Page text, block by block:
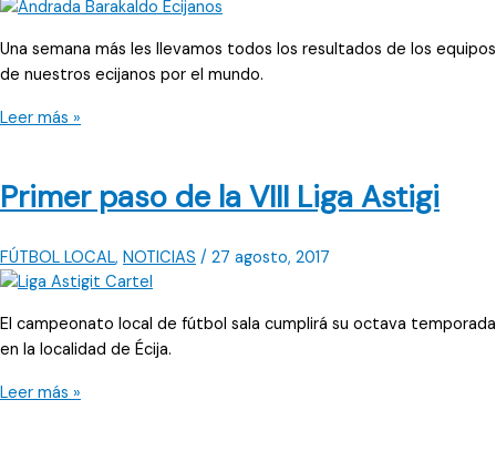
Una semana más les llevamos todos los resultados de los equipos
de nuestros ecijanos por el mundo.
Buenos
la
Leer más »
Primer paso de la VIII Liga Astigi
FÚTBOL LOCAL, NOTICIAS / 27 agosto, 2017
El campeonato local de fútbol sala cumplirá su octava temporada
en la localidad de Écija.
Primer
Leer más »